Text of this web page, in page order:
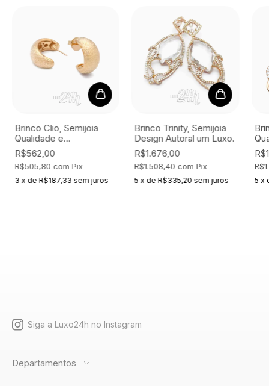
Brinco Clio, Semijoia
Qualidade e
Exclusividade Online
R$562,00
R$505,80 com Pix
3 x de R$187,33 sem juros
Brinco Trinity, Semijoia
Design Autoral um Luxo.
R$1.676,00
R$1.508,40com Pix
5 xdeR$335,20 sem juros 5 x
Siga a Luxo24h no Instagram
Departamentos